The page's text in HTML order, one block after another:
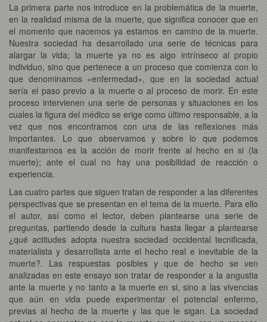
La primera parte nos introduce en la problemática de la muerte,
en la realidad misma de la muerte, que significa conocer que en
el momento que nacemos ya estamos en camino de la muerte.
Nuestra sociedad ha desarrollado una serie de técnicas para
alargar la vida; la muerte ya no es algo intrínseco al propio
individuo, sino que pertenece a un proceso que comienza con lo
que denominamos «enfermedad», que en la sociedad actual
sería el paso previo a la muerte o al proceso de morir. En este
proceso intervienen una serie de personas y situaciones en los
cuales la figura del médico se erige como último responsable, a la
vez que nos encontramos con una de las reflexiones más
importantes. Lo que observamos y sobre lo que podemos
manifestarnos es la acción de morir frente al hecho en si (la
muerte); ante el cual no hay una posibilidad de reacción o
experiencia.
Las cuatro partes que siguen tratan de responder a las diferentes
perspectivas que se presentan en el tema de la muerte. Para ello
el autor, así como el lector, deben plantearse una serie de
preguntas, partiendo desde la cultura hasta llegar a plantearse
¿qué actitudes adopta nuestra sociedad occidental tecnificada,
materialista y desarrollista ante el hecho real e inevitable de la
muerte?. Las respuestas posibles y que de hecho se ven
analizadas en este ensayo son tratar de responder a la angustia
ante la muerte y no tanto a la muerte en si, sino a las vivencias
que aún en vida puede experimentar el potencial enfermo,
previas al hecho de la muerte y las que le sigan. La sociedad